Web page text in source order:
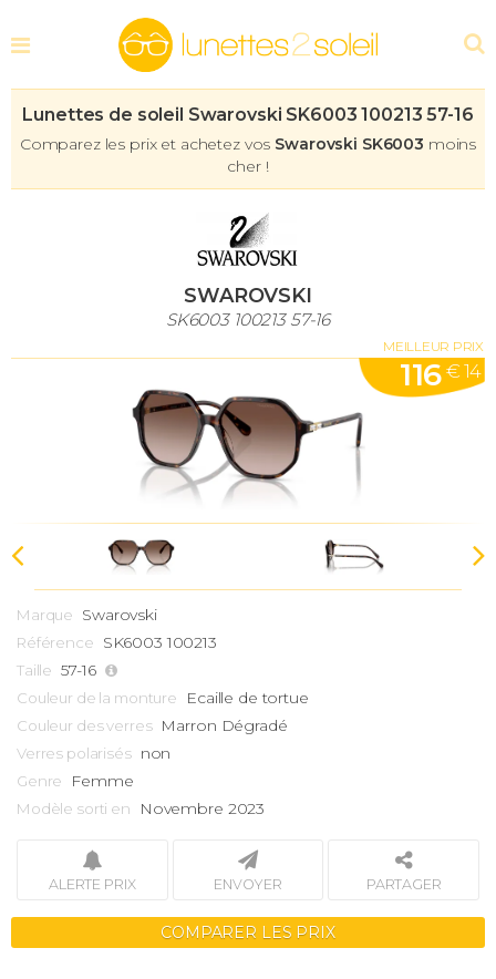
Lunettes de soleil Swarovski SK6003 100213 57-16
Comparez les prix et achetez vos Swarovski SK6003 moins
cher !
SWAROVSKI
SK6003 100213 57-16
MEILLEUR PRIX
116 € 14
Marque Swarovski
Référence SK6003 100213
Taille 57-16
Couleur de la monture Ecaille de tortue
Couleur des verres Marron Dégradé
Verres polarisés non
Genre Femme
Modèle sorti en Novembre 2023
ALERTE PRIX ENVOYER PARTAGER
COMPARER LES PRIX